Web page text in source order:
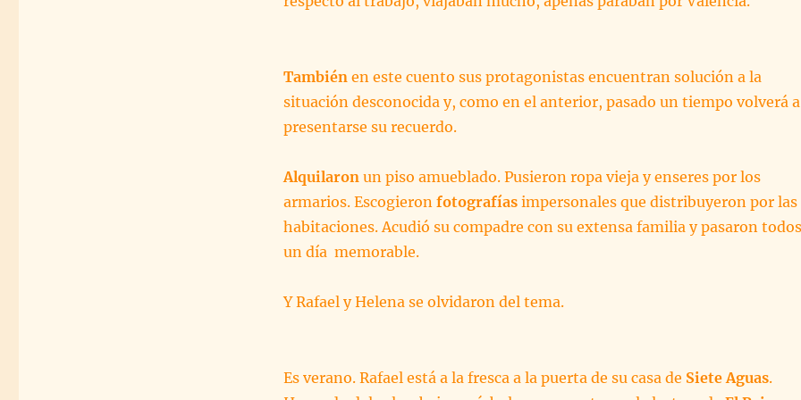
También en este cuento sus protagonistas encuentran solución a la
situación desconocida y, como en el anterior, pasado un tiempo volverá a
presentarse su recuerdo.
Alquilaron un piso amueblado. Pusieron ropa vieja y enseres por los
armarios. Escogieron fotografíasimpersonales que distribuyeron por las
habitaciones. Acudió su compadre con su extensa familia y pasaron todos
un día memorable.
Y Rafael y Helena se olvidaron del tema.
Es verano. Rafael está a la fresca a la puerta de su casa de Siete Aguas.